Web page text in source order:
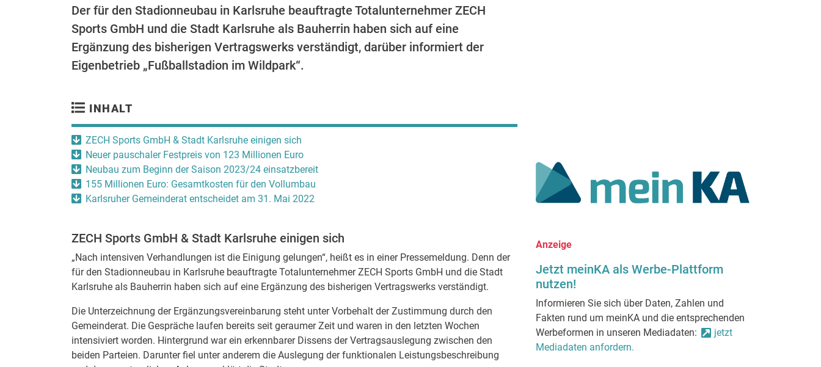
Der für den Stadionneubau in Karlsruhe beauftragte Totalunternehmer ZECH
Sports GmbH und die Stadt Karlsruhe als Bauherrin haben sich auf eine
Ergänzung des bisherigen Vertragswerks verständigt, darüber informiert der
Eigenbetrieb „Fußballstadion im Wildpark“.
INHALT
ZECH Sports GmbH & Stadt Karlsruhe einigen sich
Neuer pauschaler Festpreis von 123 Millionen Euro
Neubau zum Beginn der Saison 2023/24 einsatzbereit
155 Millionen Euro: Gesamtkosten für den Vollumbau
Karlsruher Gemeinderat entscheidet am 31. Mai 2022
ZECH Sports GmbH & Stadt Karlsruhe einigen sich
„Nach intensiven Verhandlungen ist die Einigung gelungen“, heißt es in einer Pressemeldung. Denn der
für den Stadionneubau in Karlsruhe beauftragte Totalunternehmer ZECH Sports GmbH und die Stadt
Karlsruhe als Bauherrin haben sich auf eine Ergänzung des bisherigen Vertragswerks verständigt.
Die Unterzeichnung der Ergänzungsvereinbarung steht unter Vorbehalt der Zustimmung durch den
Gemeinderat. Die Gespräche laufen bereits seit geraumer Zeit und waren in den letzten Wochen
intensiviert worden. Hintergrund war ein erkennbarer Dissens der Vertragsauslegung zwischen den
beiden Parteien. Darunter fiel unter anderem die Auslegung der funktionalen Leistungsbeschreibung
Anzeige
Jetzt meinKA als Werbe-Plattform
nutzen!
Informieren Sie sich über Daten, Zahlen und
Fakten rund um meinKA und die entsprechenden
Werbeformen in unseren Mediadaten:
jetzt
Mediadaten anfordern.